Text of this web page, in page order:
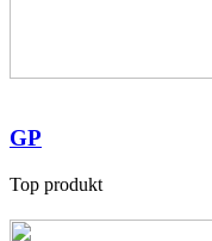
GP
Top produkt